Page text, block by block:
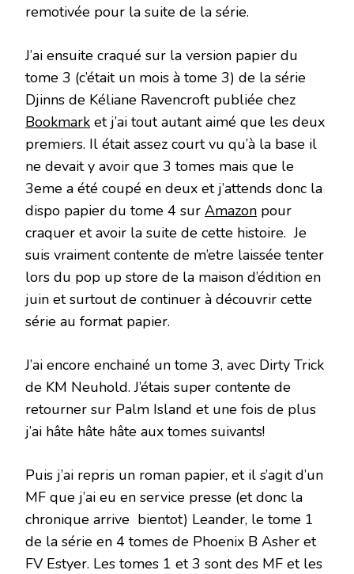
remotivée pour la suite de la série.
J’ai ensuite craqué sur la version papier du
tome 3 (c’était un mois à tome 3) de la série
Djinns de Kéliane Ravencroft publiée chez
Bookmark et j’ai tout autant aimé que les deux
premiers. Il était assez court vu qu’à la base il
ne devait y avoir que 3 tomes mais que le
3eme a été coupé en deux et j’attends donc la
dispo papier du tome 4 sur Amazon pour
craquer et avoir la suite de cette histoire. Je
suis vraiment contente de m’etre laissée tenter
lors du pop up store de la maison d’édition en
juin et surtout de continuer à découvrir cette
série au format papier.
J’ai encore enchainé un tome 3, avec Dirty Trick
de KM Neuhold. J’étais super contente de
retourner sur Palm Island et une fois de plus
j’ai hâte hâte hâte aux tomes suivants!
Puis j’ai repris un roman papier, et il s’agit d’un
MF que j’ai eu en service presse (et donc la
chronique arrive bientot) Leander, le tome 1
de la série en 4 tomes de Phoenix B Asher et
FV Estyer. Les tomes 1 et 3 sont des MF et les